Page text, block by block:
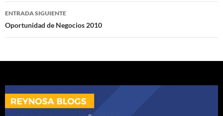
entradas
ENTRADA SIGUIENTE
Oportunidad de Negocios 2010